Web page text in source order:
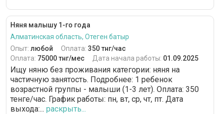
Няня малышу 1-го года
Алматинская область, Отеген батыр
Опыт: любой Оплата: 350 тнг/час
Оплата: 75000 тнг/мес Дата начала работы: 01.09.2025
Ищу няню без проживания категории: няня на
частичную занятость. Подробнее: 1 ребенок
возрастной группы - малыши (1-3 лет). Оплата: 350
тенге/час. График работы: пн, вт, ср, чт, пт. Дата
выхода:... раскрыть...